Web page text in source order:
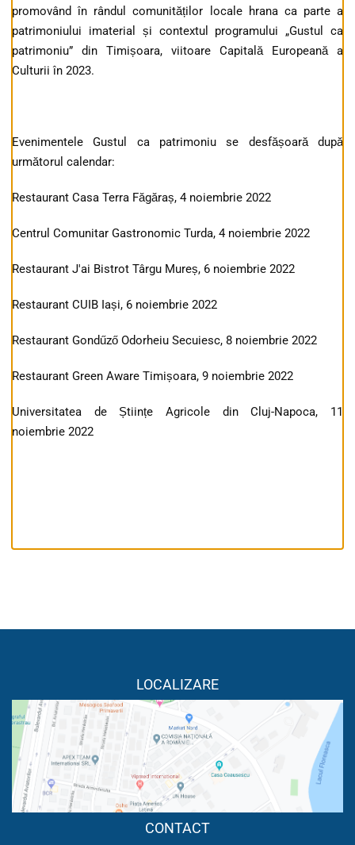
promovând în rândul comunităților locale hrana ca parte a
patrimoniului imaterial și contextul programului „Gustul ca
patrimoniu” din Timișoara, viitoare Capitală Europeană a
Culturii în 2023.
Evenimentele Gustul ca patrimoniu se desfășoară după
următorul calendar:
Restaurant Casa Terra Făgăraș, 4 noiembrie 2022
Centrul Comunitar Gastronomic Turda, 4 noiembrie 2022
Restaurant J'ai Bistrot Târgu Mureș, 6 noiembrie 2022
Restaurant CUIB Iași, 6 noiembrie 2022
Restaurant Gondűző Odorheiu Secuiesc, 8 noiembrie 2022
Restaurant Green Aware Timișoara, 9 noiembrie 2022
Universitatea de Științe Agricole din Cluj-Napoca, 11
noiembrie 2022
LOCALIZARE
CONTACT